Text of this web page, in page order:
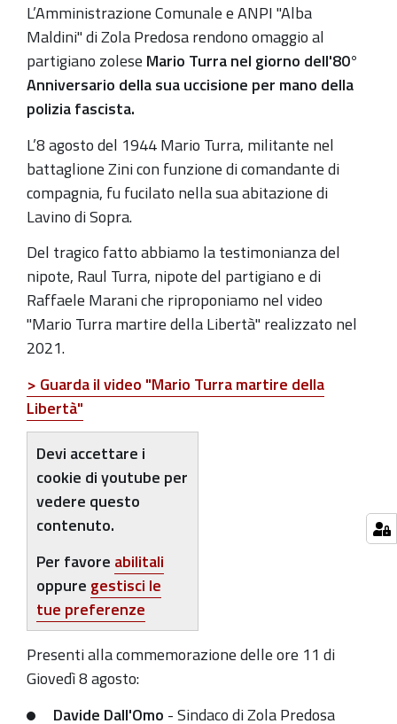
2024-
08-
08T12:00:00+02:00
L’Amministrazione
Comunale
e
ANPI
di
Zola
Predosa
ricordano
il
partigiano
zolese
Mario
Turra,
catturato
e
brutalmente
ucciso
dai
fascisti
nella
sua
abitazione
di
Lavino
di
L’Amministrazione Comunale e ANPI "Alba
Maldini" di Zola Predosa rendono omaggio al
partigiano zolese Mario Turra nel giorno dell'80°
Anniversario della sua uccisione per mano della
polizia fascista.
L’8 agosto del 1944 Mario Turra, militante nel
battaglione Zini con funzione di comandante di
compagnia, fu fucilato nella sua abitazione di
Lavino di Sopra.
Del tragico fatto abbiamo la testimonianza del
nipote, Raul Turra, nipote del partigiano e di
Raffaele Marani che riproponiamo nel video
"Mario Turra martire della Libertà" realizzato nel
2021.
> Guarda il video "Mario Turra martire della
Libertà"
Devi accettare i
cookie di youtube per
vedere questo
contenuto.
Per favore abilitali
oppure gestisci le
tue preferenze
Presenti alla commemorazione delle ore 11 di
Giovedì 8 agosto:
Davide Dall'Omo - Sindaco di Zola Predosa